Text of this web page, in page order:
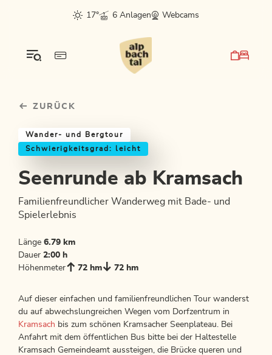
sr.skip-to.main-content
sr.skip-to.table-of-contents
sr.skip-to.main-navigation
17°
6 Anlagen Webcams
ZURÜCK
Wander- und Bergtour
Schwierigkeitsgrad: leicht
Seenrunde ab Kramsach
Familienfreundlicher Wanderweg mit Bade- und
Spielerlebnis
Länge 6.79 km
Dauer 2:00 h
Höhenmeter
72 hm 72 hm
Auf dieser einfachen und familienfreundlichen Tour wanderst
du auf abwechslungreichen Wegen vom Dorfzentrum in
Kramsach bis zum schönen Kramsacher Seenplateau. Bei
Anfahrt mit dem öffentlichen Bus bitte bei der Haltestelle
Kramsach Gemeindeamt aussteigen, die Brücke queren und